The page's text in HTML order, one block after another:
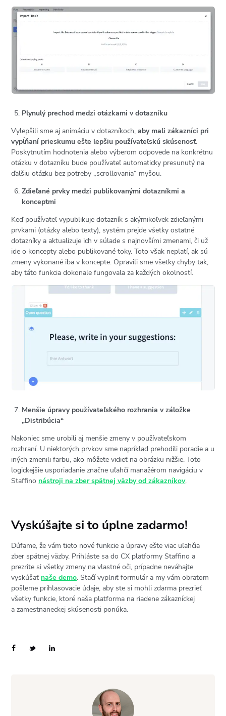
Plynulý prechod medzi otázkami v dotazníku
Vylepšili sme aj animáciu v dotazníkoch,aby mali zákazníci pri
vypĺňaní prieskumu ešte lepšiu používateľskú skúsenosť.
Poskytnutím hodnotenia alebo výberom odpovede na konkrétnu
otázku v dotazníku bude používateľ automaticky presunutý na
ďalšiu otázku bez potreby „scrollovania“ myšou.
Zdieľané prvky medzi publikovanými dotazníkmi a
konceptmi
Keď používateľ vypublikuje dotazník s akýmikoľvek zdieľanými
prvkami (otázky alebo texty), systém prejde všetky ostatné
dotazníky a aktualizuje ich v súlade s najnovšími zmenami, či už
ide o koncepty alebo publikované toky. Toto však neplatí, ak sú
zmeny vykonané iba v koncepte. Opravili sme všetky chyby tak,
aby táto funkcia dokonale fungovala za každých okolností.
Menšie úpravy používateľského rozhrania v záložke
„Distribúcia“
Nakoniec sme urobili aj menšie zmeny v používateľskom
rozhraní. U niektorých prvkov sme napríklad prehodili poradie a u
iných zmenili farbu, ako môžete vidieť na obrázku nižšie. Toto
logickejšie usporiadanie značne uľahčí manažérom navigáciu v
Staffino nástroji na zber spätnej väzby od zákazníkov.
Vyskúšajte si to úplne zadarmo!
Dúfame, že vám tieto nové funkcie a úpravy ešte viac uľahčia
zber spätnej väzby. Prihláste sa do CX platformy Staffino a
prezrite si všetky zmeny na vlastné oči, prípadne neváhajte
vyskúšať naše demo. Stačí vyplniť formulár a my vám obratom
pošleme prihlasovacie údaje, aby ste si mohli zdarma prezrieť
všetky funkcie, ktoré naša platforma na riadene zákazníckej
a zamestnaneckej skúsenosti ponúka.